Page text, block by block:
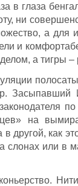
в глаза
ни
а
и
а тигры –
Засыпавший
на
в другой, как
слонах или в